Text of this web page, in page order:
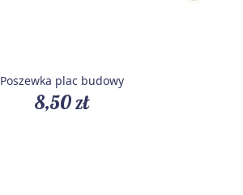
Poszewka plac budowy
8,50 zł